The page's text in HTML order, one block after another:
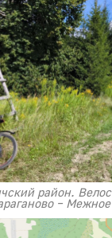
район.
–